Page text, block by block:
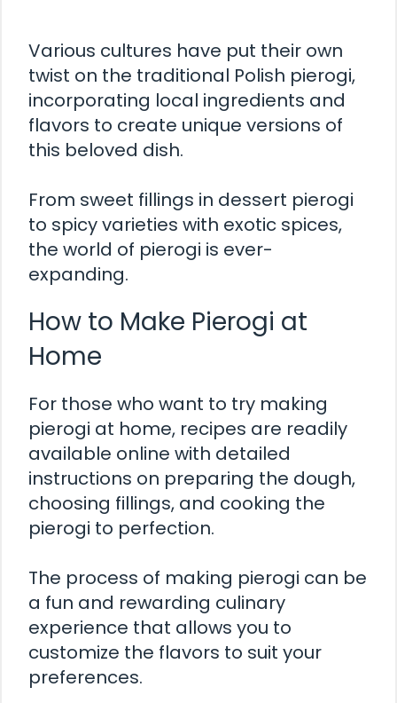
Various cultures have put their own
twist on the traditional Polish pierogi,
incorporating local ingredients and
flavors to create unique versions of
this beloved dish.
From sweet fillings in dessert pierogi
to spicy varieties with exotic spices,
the world of pierogi is ever-
expanding.
How to Make Pierogi at
Home
For those who want to try making
pierogi at home, recipes are readily
available online with detailed
instructions on preparing the dough,
choosing fillings, and cooking the
pierogi to perfection.
The process of making pierogi can be
a fun and rewarding culinary
experience that allows you to
customize the flavors to suit your
preferences.